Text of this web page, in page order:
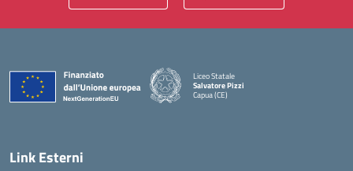
Liceo Statale
Salvatore Pizzi
Capua (CE)
— Visita la pagina iniziale della scuola
Link Esterni